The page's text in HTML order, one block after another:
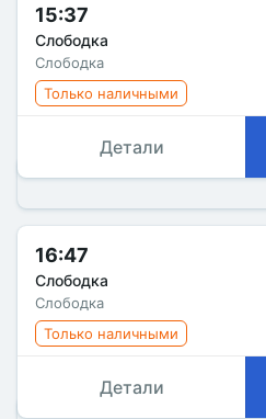
15:37
Слободка
Слободка
Только наличными
Детали
16:47
Слободка
Слободка
Только наличными
Детали